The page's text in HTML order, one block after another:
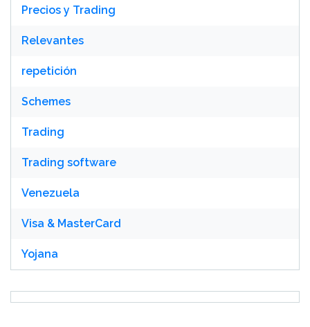
Precios y Trading
Relevantes
repetición
Schemes
Trading
Trading software
Venezuela
Visa & MasterCard
Yojana